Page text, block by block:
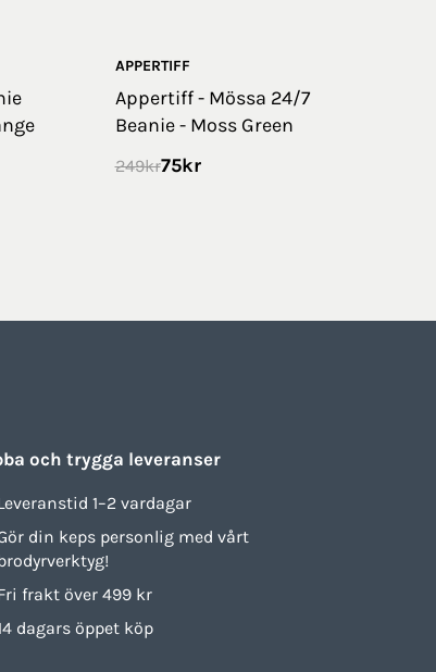
APPERTIFF
Appertiff - Mössa 24/7
Beanie - Moss Green
249kr75kr
och trygga leveranser
1–2 vardagar
din keps personlig med vårt
frakt över 499 kr
dagars öppet köp